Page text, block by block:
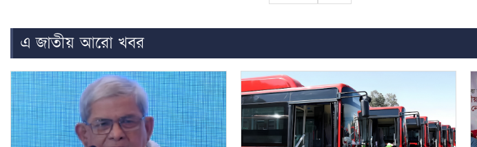
এ জাতীয় আরো খবর